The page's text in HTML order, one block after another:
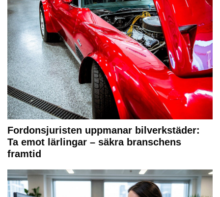
Fordonsjuristen uppmanar bilverkstäder:
Ta emot lärlingar – säkra branschens
framtid